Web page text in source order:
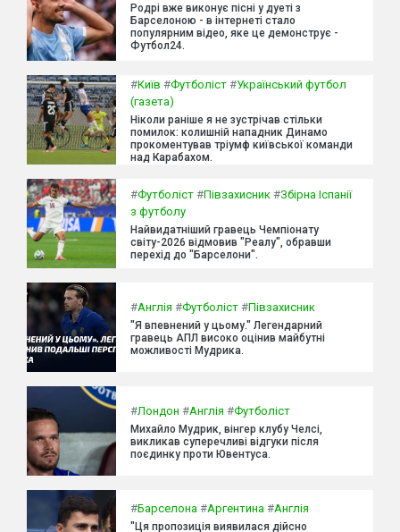
Родрі вже виконує пісні у дуеті з
Барселоною - в інтернеті стало
популярним відео, яке це демонструє -
Футбол24.
#Київ #Футболіст #Український футбол
(газета)
Ніколи раніше я не зустрічав стільки
помилок: колишній нападник Динамо
прокоментував тріумф київської команди
над Карабахом.
#Футболіст #Півзахисник #Збірна Іспанії
з футболу
Найвидатніший гравець Чемпіонату
світу-2026 відмовив "Реалу", обравши
перехід до "Барселони".
#Англія #Футболіст #Півзахисник
"Я впевнений у цьому." Легендарний
гравець АПЛ високо оцінив майбутні
можливості Мудрика.
#Лондон #Англія #Футболіст
Михайло Мудрик, вінгер клубу Челсі,
викликав суперечливі відгуки після
поєдинку проти Ювентуса.
#Барселона #Аргентина #Англія
"Ця пропозиція виявилася дійсно